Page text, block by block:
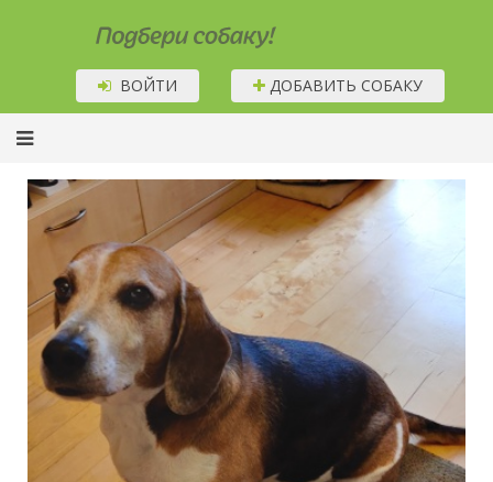
Подбери собаку!
ВОЙТИ ДОБАВИТЬ СОБАКУ